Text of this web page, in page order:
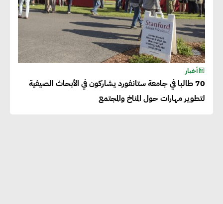
أخبار
70 طالبا في جامعة ستانفورد يشاركون في الأبحاث الصيفية
لتطوير مهارات حول المناخ والمجتمع